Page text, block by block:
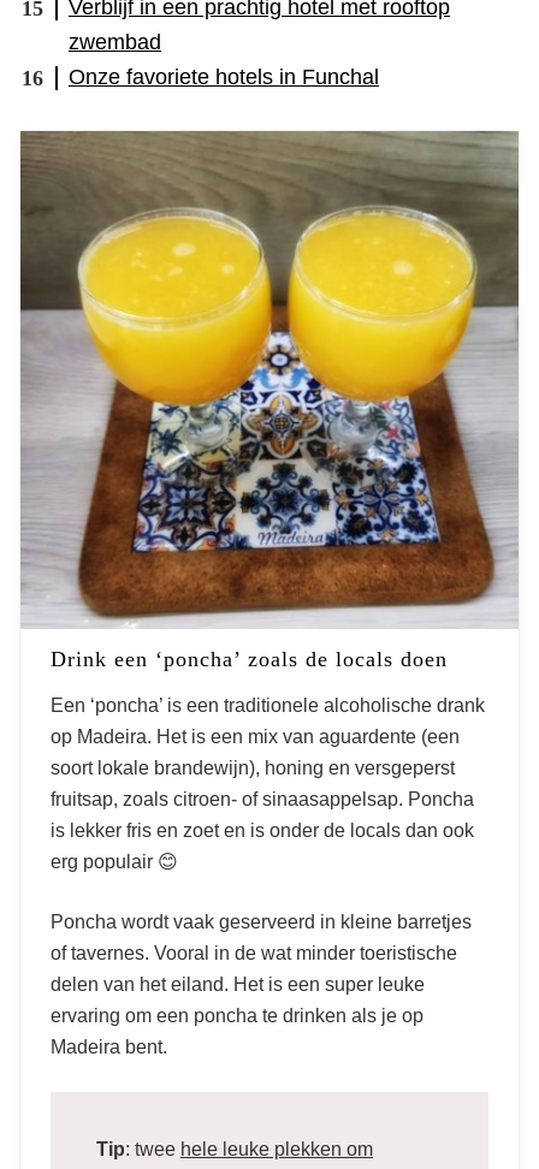
Verblijf in een prachtig hotel met rooftop
zwembad
Onze favoriete hotels in Funchal
Drink een ‘poncha’ zoals de locals doen
Een ‘poncha’ is een traditionele alcoholische drank
op Madeira. Het is een mix van aguardente (een
soort lokale brandewijn), honing en versgeperst
fruitsap, zoals citroen- of sinaasappelsap. Poncha
is lekker fris en zoet en is onder de locals dan ook
erg populair 😊
Poncha wordt vaak geserveerd in kleine barretjes
of tavernes. Vooral in de wat minder toeristische
delen van het eiland. Het is een super leuke
ervaring om een poncha te drinken als je op
Madeira bent.
Tip: twee hele leuke plekken om